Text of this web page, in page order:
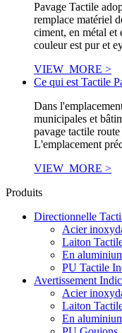
Pavage Tactile
remplace matériel
ciment, en métal et
couleur est pur et
VIEW_MORE >
Ce qui est Tactile
Dans
municipales et
pavage tactile
L'emplacement
VIEW_MORE >
Produits
Directionnelle
Acier
Laiton
En
PU Tactile
Avertissement
Acier
Laiton
En